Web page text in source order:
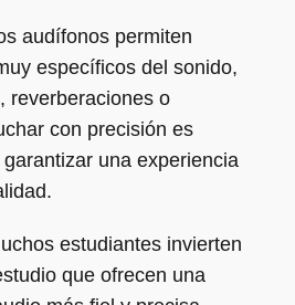
audífonos permiten
específicos del sonido,
reverberaciones o
con precisión es
una experiencia
estudiantes invierten
que ofrecen una